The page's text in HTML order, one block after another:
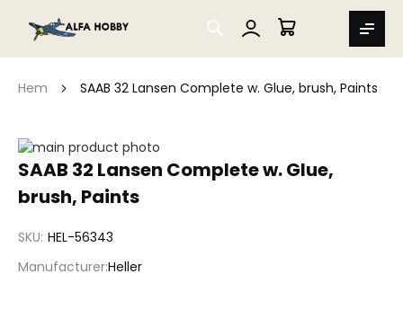
SEARCH
MIN VARUKORG
Hem SAAB 32 Lansen Complete w. Glue, brush, Paints
SAAB 32 Lansen Complete w. Glue,
brush, Paints
SKU HEL-56343
ManufacturerHeller
Hoppa
till
av
Hoppa
början
bildgalleriet